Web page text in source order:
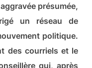
présumée,
un réseau de
politique.
des courriels et le
qui, après